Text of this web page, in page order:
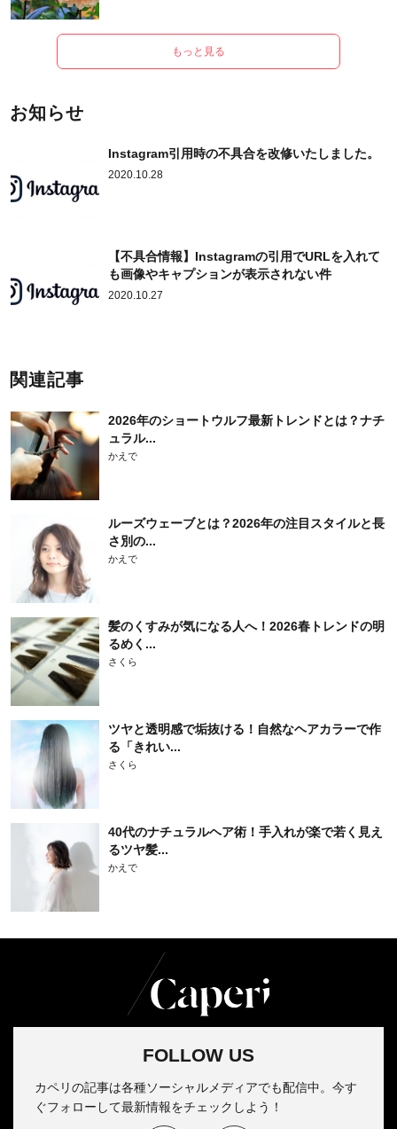
もっと見る
お知らせ
Instagram引用時の不具合を改修いたしました。
2020.10.28
【不具合情報】Instagramの引用でURLを入れて
も画像やキャプションが表示されない件
2020.10.27
関連記事
2026年のショートウルフ最新トレンドとは？ナチ
ュラル...
かえで
ルーズウェーブとは？2026年の注目スタイルと長
さ別の...
かえで
髪のくすみが気になる人へ！2026春トレンドの明
るめく...
さくら
ツヤと透明感で垢抜ける！自然なヘアカラーで作
る「きれい...
さくら
40代のナチュラルヘア術！手入れが楽で若く見え
るツヤ髪...
かえで
FOLLOW US
カペリの記事は各種ソーシャルメディアでも配信中。今す
ぐフォローして最新情報をチェックしよう！